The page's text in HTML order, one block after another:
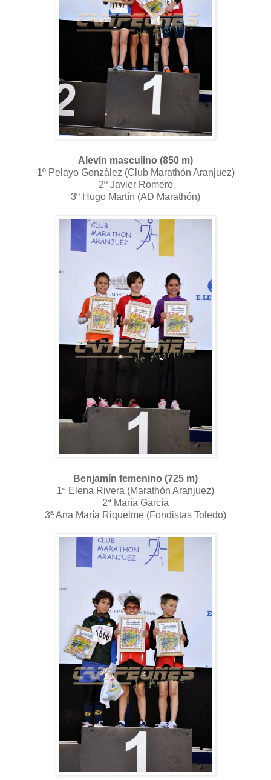
Alevín masculino (850 m)
1º Pelayo González (Club Marathón Aranjuez)
2º Javier Romero
3º Hugo Martín (AD Marathón)
Benjamín femenino (725 m)
1ª Elena Rivera (Marathón Aranjuez)
2ª María García
3ª Ana María Riquelme (Fondistas Toledo)